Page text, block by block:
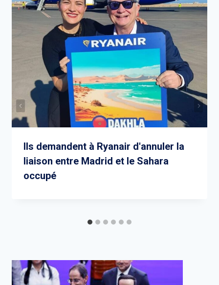
Ils demandent à Ryanair d'annuler la
liaison entre Madrid et le Sahara
occupé